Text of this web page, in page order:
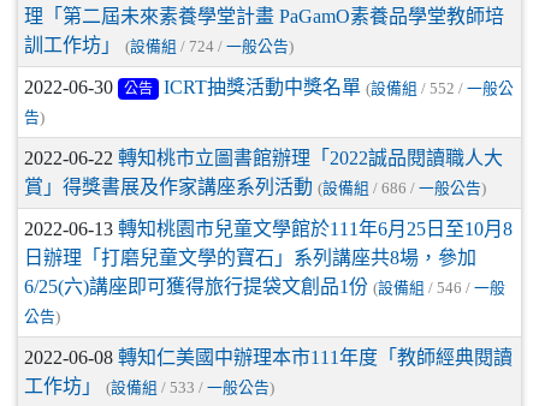
理「第二屆未來素養學堂計畫 PaGamO素養品學堂教師培
訓工作坊」
(設備組 / 724 / 一般公告)
2022-06-30 公告 ICRT抽獎活動中獎名單 (設備組 / 552 / 一般公
告)
2022-06-22 轉知桃市立圖書館辦理「2022誠品閱讀職人大
賞」得獎書展及作家講座系列活動 (設備組 / 686 / 一般公告)
2022-06-13 轉知桃園市兒童文學館於111年6月25日至10月8
日辦理「打磨兒童文學的寶石」系列講座共8場，參加
6/25(六)講座即可獲得旅行提袋文創品1份 (設備組 / 546 / 一般
公告)
2022-06-08 轉知仁美國中辦理本市111年度「教師經典閱讀
工作坊」
(設備組 / 533 / 一般公告)